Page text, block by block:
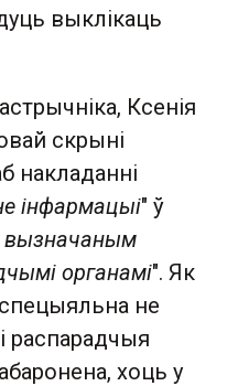
выклікаць
Ксенія
скрыні
накладанні
інфармацыі" ў
вызначаным
органамі". Як
не
распарадчыя
хоць у